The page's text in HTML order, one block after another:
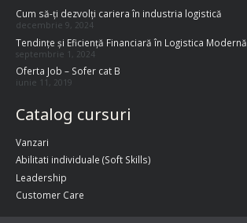
Cum să-ți dezvolți cariera în industria logistică
decembrie 9, 2024
Tendințe și Eficiență Financiară în Logistica Modernă
septembrie 1, 2024
Oferta Job – Sofer cat B
iunie 11, 2019
Catalog cursuri
Vanzari
Abilitati individuale (Soft Skills)
Leadership
Customer Care